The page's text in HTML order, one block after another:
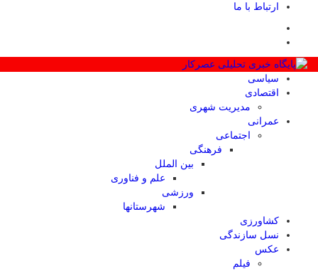
ارتباط با ما
سیاسی
اقتصادی
مدیریت شهری
عمرانی
اجتماعی
فرهنگی
بین الملل
علم و فناوری
ورزشی
شهرستانها
کشاورزی
نسل سازندگی
عکس
فیلم